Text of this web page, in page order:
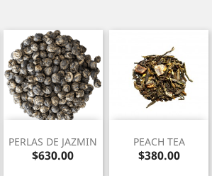
PERLAS DE JAZMIN
Precio
$630.00
PEACH TEA
Precio
$380.00